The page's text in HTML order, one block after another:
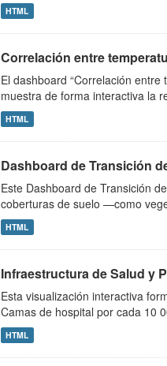
HTML
Correlación entre
El dashboard “Correlación
muestra de forma interactiva la
HTML
Dashboard de Transición
Este Dashboard de Transición
coberturas de suelo —como
HTML
Infraestructura de Salud y
Esta visualización interactiva
Camas de hospital por cada 10
HTML